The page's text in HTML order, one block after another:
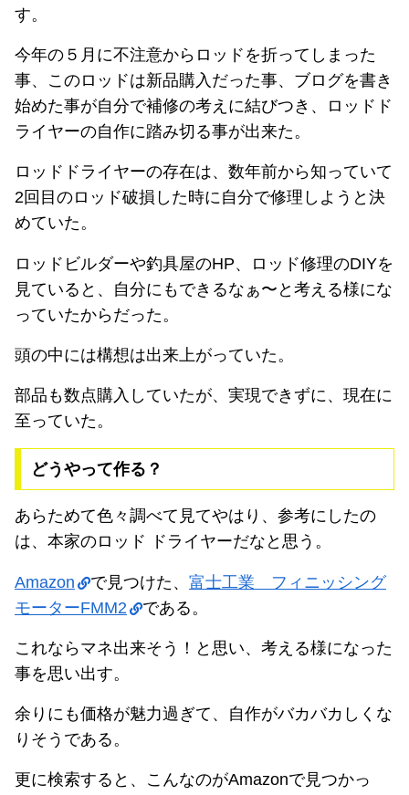
す。
今年の５月に不注意からロッドを折ってしまった
事、このロッドは新品購入だった事、ブログを書き
始めた事が自分で補修の考えに結びつき、ロッドド
ライヤーの自作に踏み切る事が出来た。
ロッドドライヤーの存在は、数年前から知っていて
2回目のロッド破損した時に自分で修理しようと決
めていた。
ロッドビルダーや釣具屋のHP、ロッド修理のDIYを
見ていると、自分にもできるなぁ〜と考える様にな
っていたからだった。
頭の中には構想は出来上がっていた。
部品も数点購入していたが、実現できずに、現在に
至っていた。
どうやって作る？
あらためて色々調べて見てやはり、参考にしたの
は、本家のロッド ドライヤーだなと思う。
Amazon で見つけた、 富士工業 フィニッシング
モーターFMM2
である。
これならマネ出来そう！と思い、考える様になった
事を思い出す。
余りにも価格が魅力過ぎて、自作がバカバカしくな
りそうである。
更に検索すると、こんなのがAmazonで見つかっ